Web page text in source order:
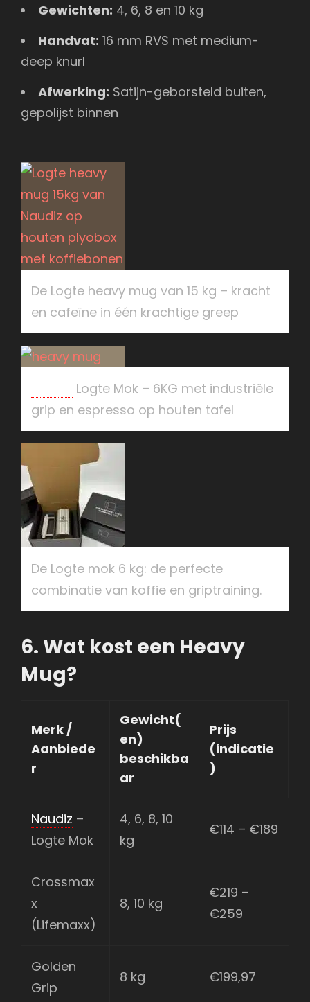
Gewichten: 4, 6, 8 en 10 kg
Handvat: 16 mm RVS met medium-
deep knurl
Afwerking: Satijn-geborsteld buiten,
gepolijst binnen
De Logte heavy mug van 15 kg – kracht
en cafeïne in één krachtige greep
Logte Mok – 6KG met industriële
grip en espresso op houten tafel
De Logte mok 6 kg: de perfecte
combinatie van koffie en griptraining.
6. Wat kost een Heavy
Mug?
Merk /
Aanbiede
r
Gewicht(
en)
beschikba
ar
Prijs
(indicatie
)
Naudiz –
Logte Mok
4, 6, 8, 10
kg
€114 – €189
Crossmax
x
(Lifemaxx)
8, 10 kg
€219 –
€259
Golden
Grip
8 kg €199,97